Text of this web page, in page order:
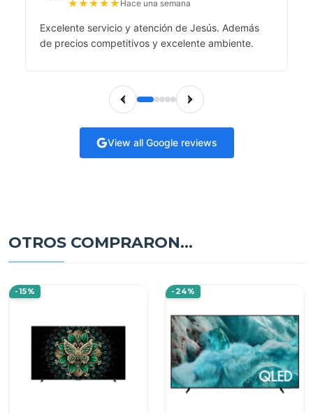
★★★★★ Hace una semana
Excelente servicio y atención de Jesús. Además
de precios competitivos y excelente ambiente.
View all Google reviews
OTROS COMPRARON...
-15% -24%